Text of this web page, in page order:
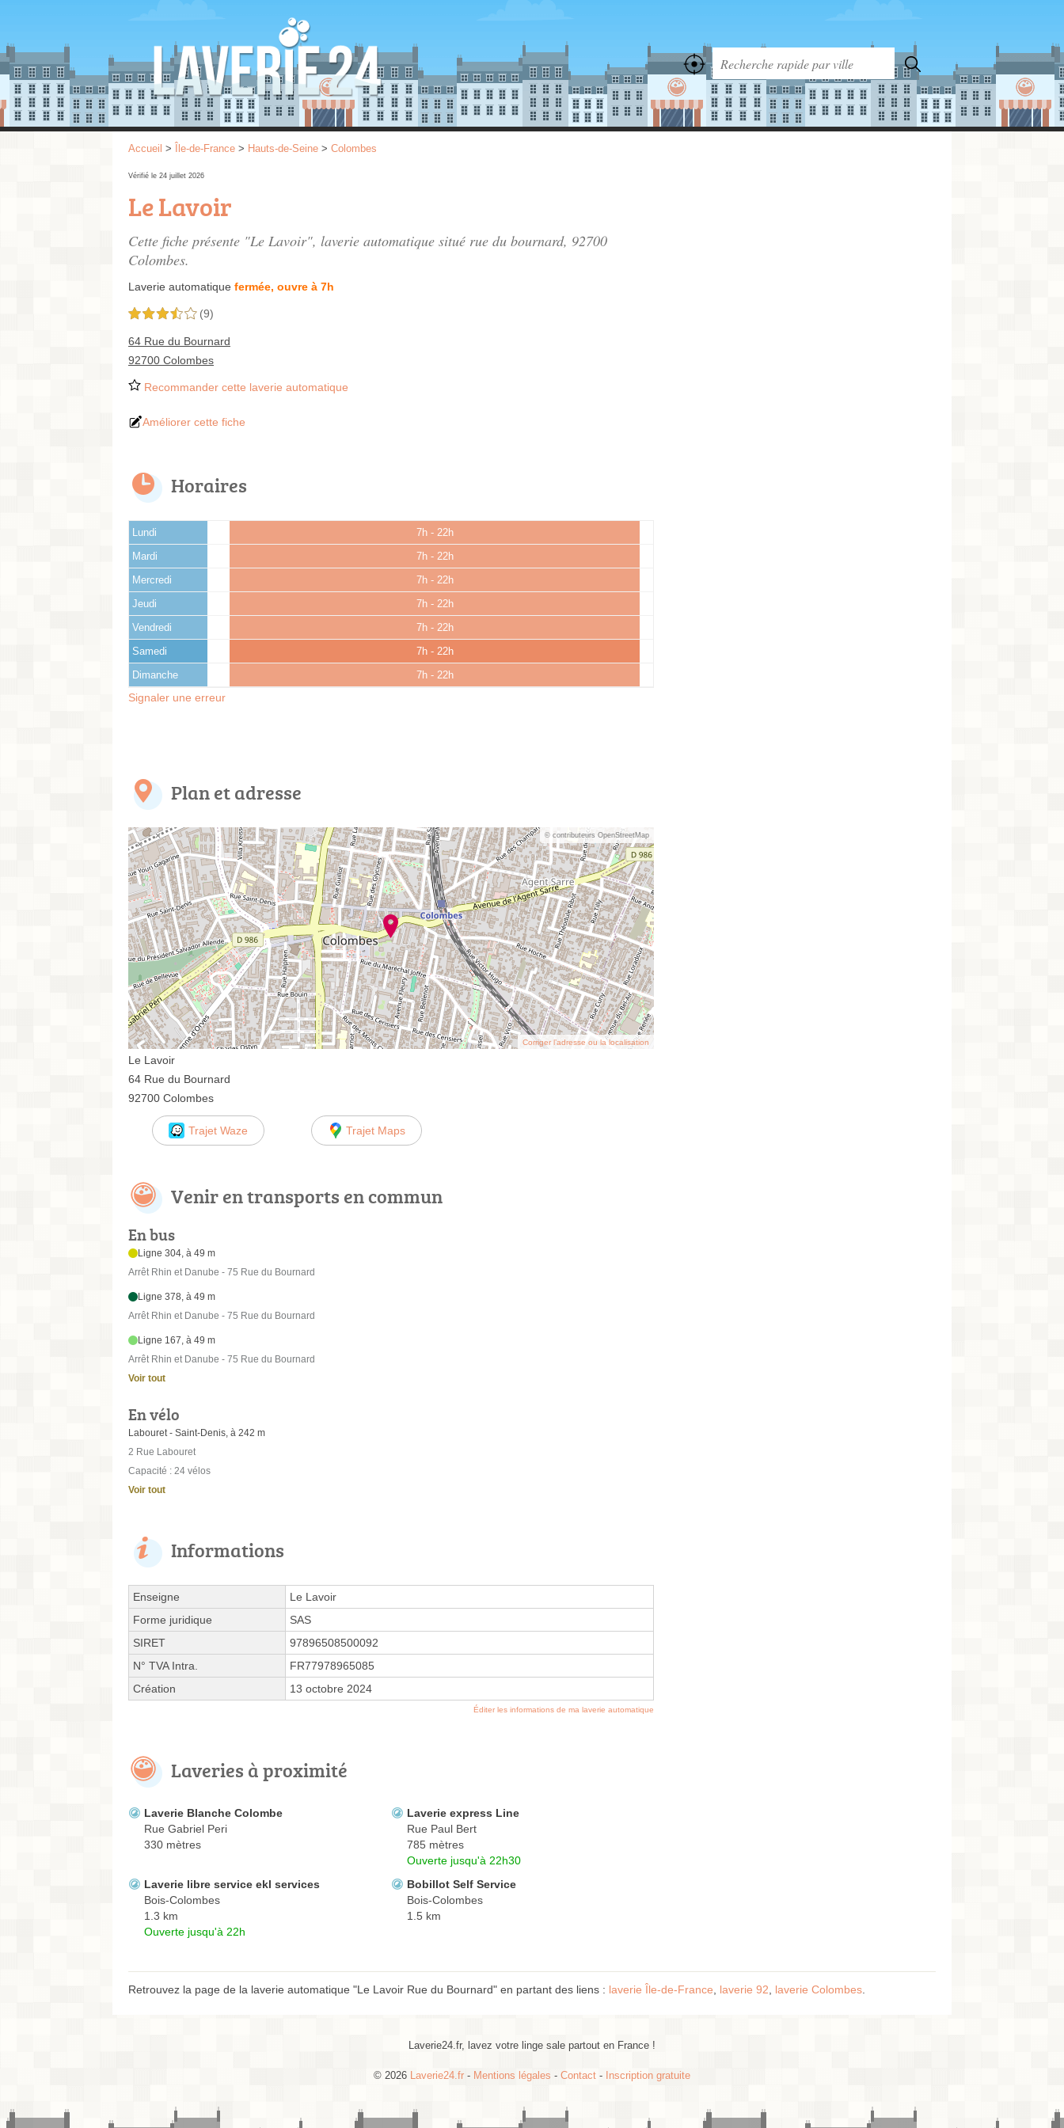
Accueil > Île-de-France > Hauts-de-Seine > Colombes
Vérifié le 24 juillet 2026
Le Lavoir
Cette fiche présente "Le Lavoir", laverie automatique situé rue du bournard, 92700
Colombes.
Laverie automatique fermée, ouvre à 7h
3,5 étoiles sur 5 (9)
64 Rue du Bournard
92700 Colombes
Recommander cette laverie automatique
Améliorer cette fiche
Horaires
Lundi 7h - 22h
Mardi 7h - 22h
Mercredi 7h - 22h
Jeudi 7h - 22h
Vendredi 7h - 22h
Samedi 7h - 22h
Dimanche 7h - 22h
Signaler une erreur
Plan et adresse
© contributeurs OpenStreetMap
Corriger l’adresse ou la localisation
Le Lavoir
64 Rue du Bournard
92700 Colombes
Trajet Waze Trajet Maps
Venir en transports en commun
En bus
Ligne 304, à 49 m
Arrêt Rhin et Danube - 75 Rue du Bournard
Ligne 378, à 49 m
Arrêt Rhin et Danube - 75 Rue du Bournard
Ligne 167, à 49 m
Arrêt Rhin et Danube - 75 Rue du Bournard
Voir tout
En vélo
Labouret - Saint-Denis, à 242 m
2 Rue Labouret
Capacité : 24 vélos
Voir tout
Informations
Enseigne
Le Lavoir
Forme juridique
SAS
SIRET
97896508500092
N° TVA Intra.
FR77978965085
Création
13 octobre 2024
Éditer les informations de ma laverie automatique
Laveries à proximité
Laverie Blanche Colombe
Rue Gabriel Peri
330 mètres
Laverie express Line
Rue Paul Bert
785 mètres
Ouverte jusqu'à 22h30
Laverie libre service ekl services
Bois-Colombes
1.3 km
Ouverte jusqu'à 22h
Bobillot Self Service
Bois-Colombes
1.5 km
Retrouvez la page de la laverie automatique "Le Lavoir Rue du Bournard" en partant des liens : laverie Île-de-France, laverie 92, laverie Colombes.
Laverie24.fr, lavez votre linge sale partout en France !
© 2026 Laverie24.fr - Mentions légales - Contact - Inscription gratuite